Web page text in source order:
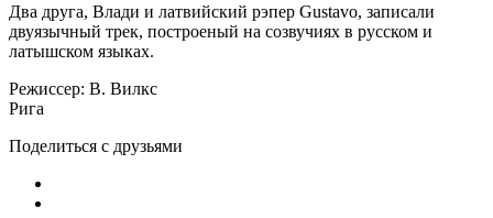
Два друга, Влади и латвийский рэпер Gustavo, записали
двуязычный трек, построеный на созвучиях в русском и
латышском языках.
Режиссер: В. Вилкс
Рига
Поделиться с друзьями